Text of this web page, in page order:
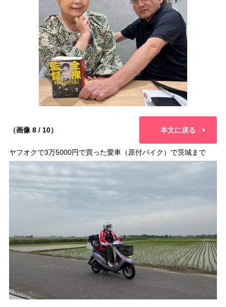
（画像 8 / 10） 本文に戻る
ヤフオクで3万5000円で買った愛車（原付バイク）で茨城まで